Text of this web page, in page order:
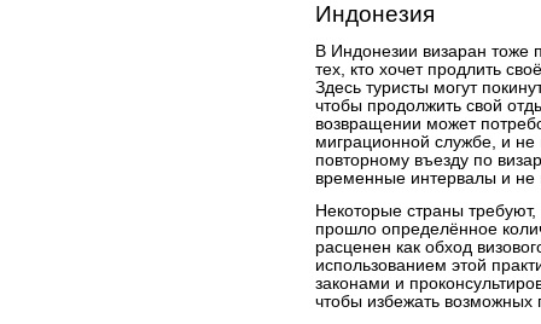
Индонезия
В Индонезии визаран тоже
тех, кто хочет продлить
Здесь туристы могут
чтобы продолжить свой
возвращении может
миграционной службе, и
повторному въезду по
временные интервалы и
Некоторые страны
прошло определённое
расценен как обход
использованием этой
законами и
чтобы избежать возможных